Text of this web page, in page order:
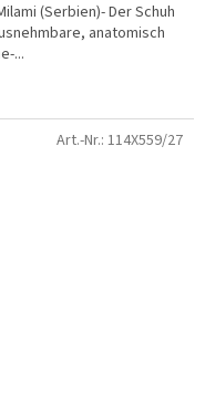
(Serbien)- Der Schuh
anatomisch
...
Art.-Nr.: 114X559/27